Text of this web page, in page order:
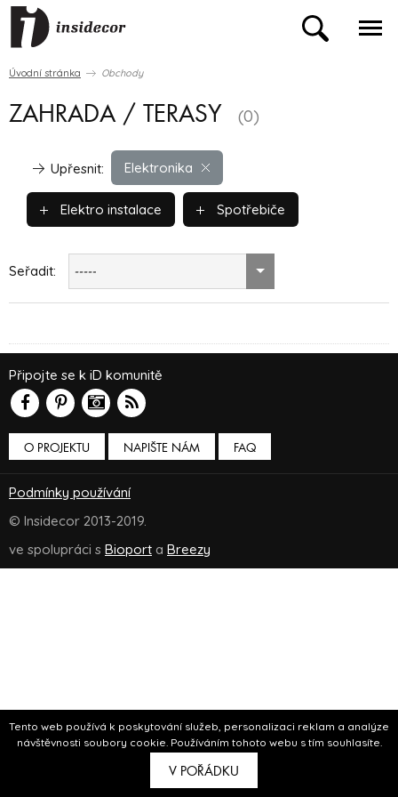
Tento web používá k poskytování služeb, personalizaci reklam a analýze
návštěvnosti soubory cookie. Používáním tohoto webu s tím souhlasíte.
V POŘÁDKU
Úvodní stránka Obchody
ZAHRADA / TERASY (0)
Elektronika
Upřesnit:
Elektro instalace Spotřebiče
Seřadit: -----
O PROJEKTU NAPIŠTE NÁM
Připojte se k iD komunitě
FAQ
Podmínky používání
© Insidecor 2013-2019.
ve spolupráci s Bioport a Breezy